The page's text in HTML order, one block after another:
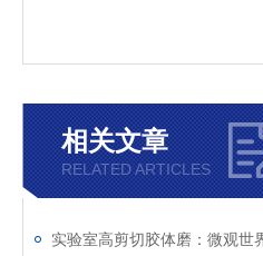
相关文章
RELATED ARTICLES